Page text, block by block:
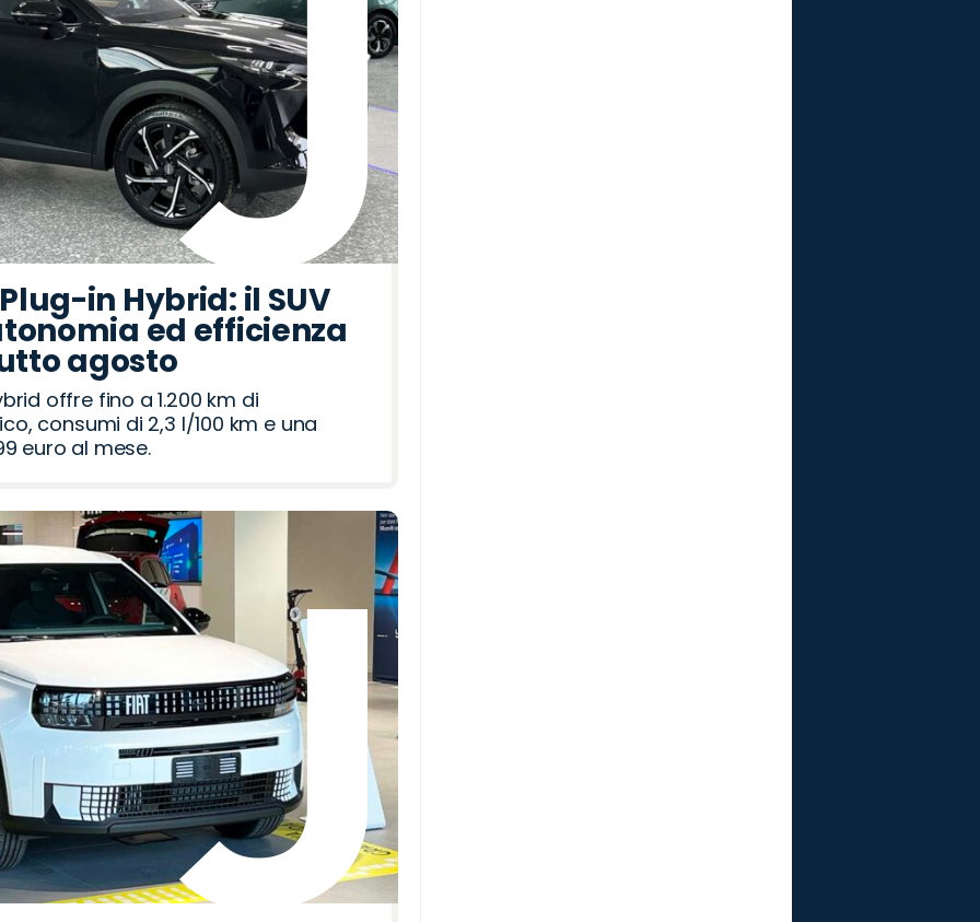
in Hybrid: il SUV
ed efficienza
agosto
offre fino a 1.200 km di
consumi di 2,3 l/100 km e una
euro al mese.